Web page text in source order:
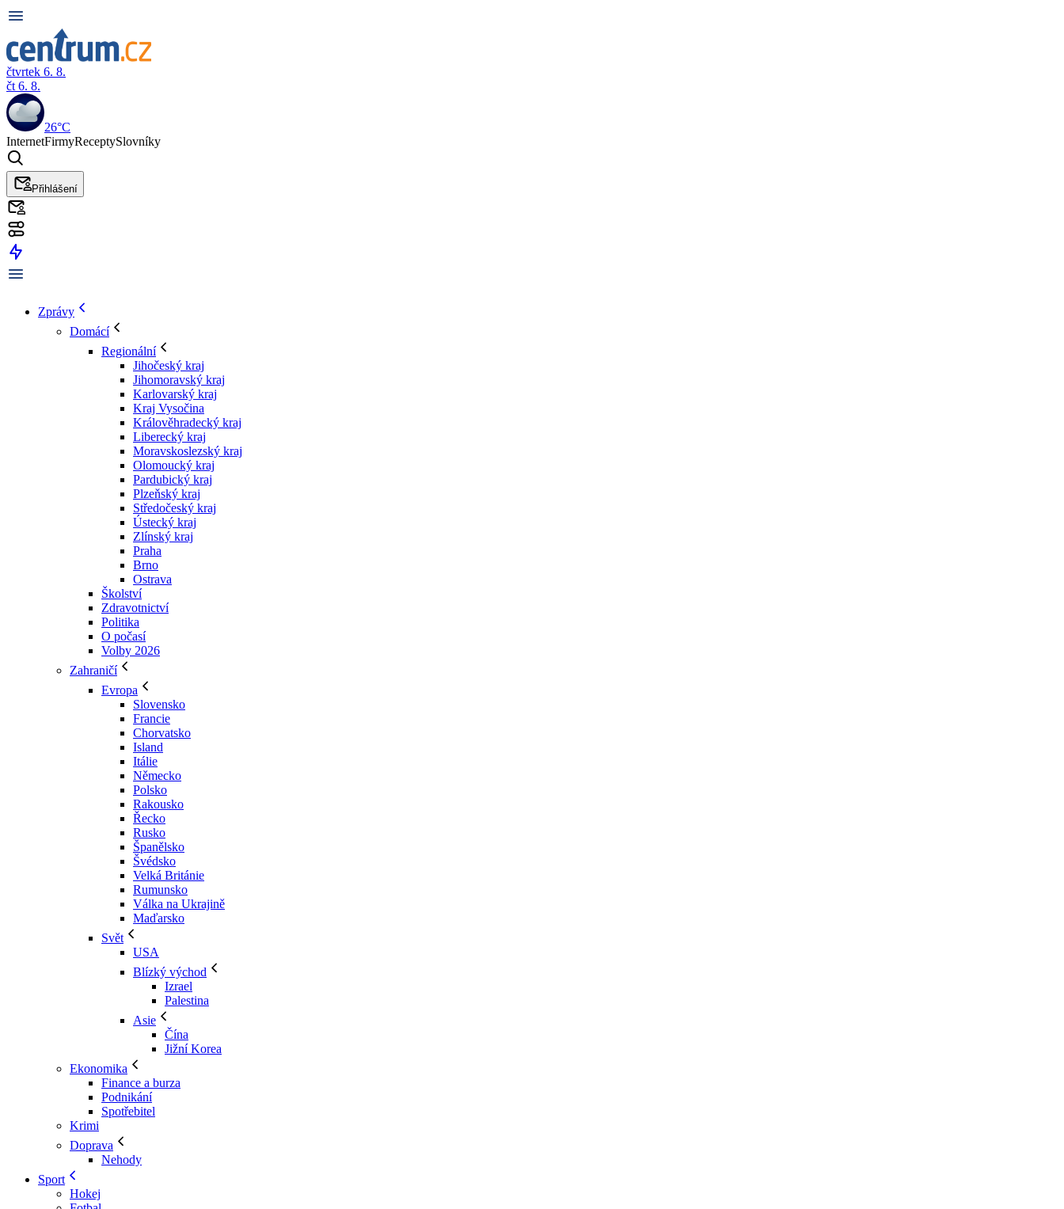
čtvrtek 6. 8.
čt 6. 8.
26°C
InternetFirmyReceptySlovníky
Přihlášení
Zprávy
Domácí
Regionální
Jihočeský kraj
Jihomoravský kraj
Karlovarský kraj
Kraj Vysočina
Králověhradecký kraj
Liberecký kraj
Moravskoslezský kraj
Olomoucký kraj
Pardubický kraj
Plzeňský kraj
Středočeský kraj
Ústecký kraj
Zlínský kraj
Praha
Brno
Ostrava
Školství
Zdravotnictví
Politika
O počasí
Volby 2026
Zahraničí
Evropa
Slovensko
Francie
Chorvatsko
Island
Itálie
Německo
Polsko
Rakousko
Řecko
Rusko
Španělsko
Švédsko
Velká Británie
Rumunsko
Válka na Ukrajině
Maďarsko
Svět
USA
Blízký východ
Izrael
Palestina
Asie
Čína
Jižní Korea
Ekonomika
Finance a burza
Podnikání
Spotřebitel
Krimi
Doprava
Nehody
Sport
Hokej